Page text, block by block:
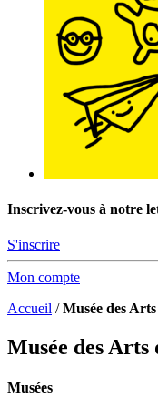
Inscrivez-vous à notre
S'inscrire
Mon compte
Accueil /Musée des
Musée des
Musées